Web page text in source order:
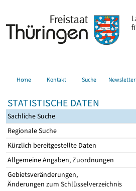
Home Kontakt Suche Newsletter
STATISTISCHE DATEN
Sachliche Suche
Regionale Suche
Kürzlich bereitgestellte Daten
Allgemeine Angaben, Zuordnungen
Gebietsveränderungen,
Änderungen zum Schlüsselverzeichnis